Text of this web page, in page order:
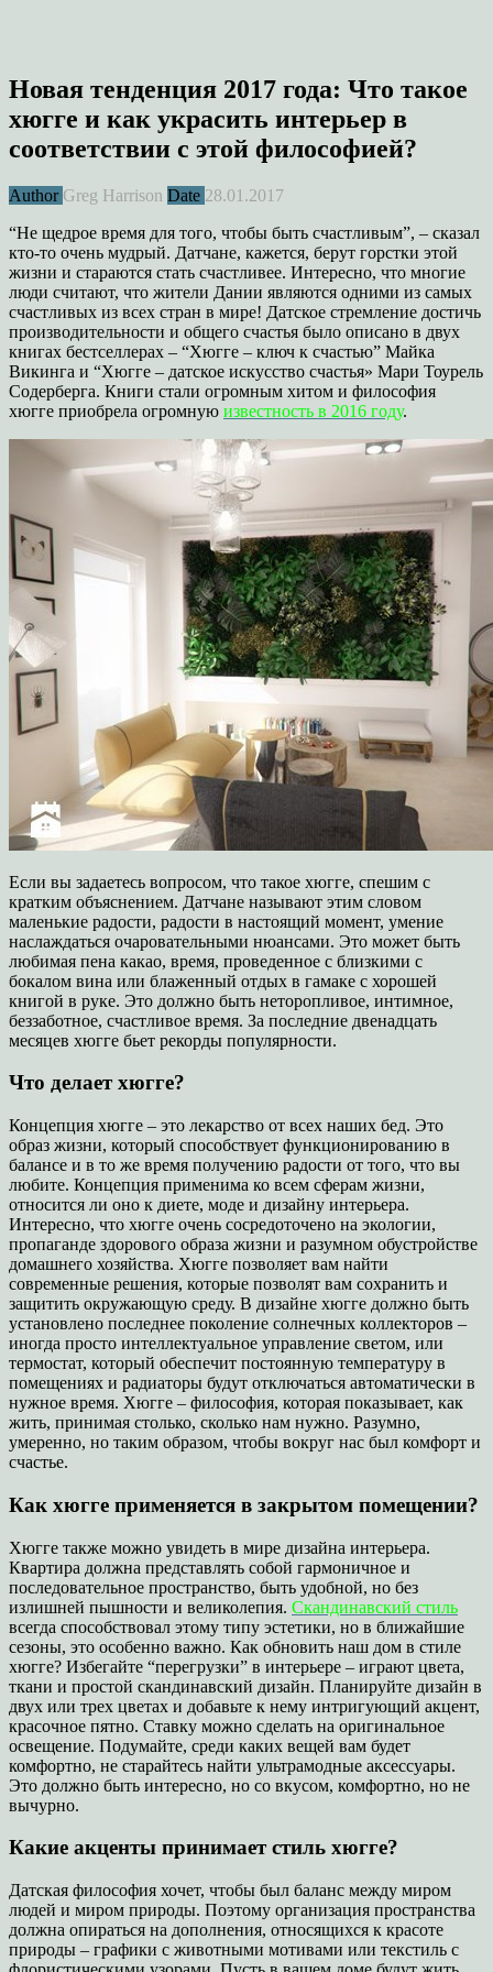
Новая тенденция 2017 года: Что такое
хюгге и как украсить интерьер в
соответствии с этой философией?
Author Greg Harrison Date 28.01.2017
“Не щедрое время для того, чтобы быть счастливым”, – сказал
кто-то очень мудрый. Датчане, кажется, берут горстки этой
жизни и стараются стать счастливее. Интересно, что многие
люди считают, что жители Дании являются одними из самых
счастливых из всех стран в мире! Датское стремление достичь
производительности и общего счастья было описано в двух
книгах бестселлерах – “Хюгге – ключ к счастью” Майка
Викинга и “Хюгге – датское искусство счастья» Мари Тоурель
Содерберга. Книги стали огромным хитом и философия
хюгге приобрела огромную известность в 2016 году.
Если вы задаетесь вопросом, что такое хюгге, спешим с
кратким объяснением. Датчане называют этим словом
маленькие радости, радости в настоящий момент, умение
наслаждаться очаровательными нюансами. Это может быть
любимая пена какао, время, проведенное с близкими с
бокалом вина или блаженный отдых в гамаке с хорошей
книгой в руке. Это должно быть неторопливое, интимное,
беззаботное, счастливое время. За последние двенадцать
месяцев хюгге бьет рекорды популярности.
Что делает хюгге?
Концепция хюгге – это лекарство от всех наших бед. Это
образ жизни, который способствует функционированию в
балансе и в то же время получению радости от того, что вы
любите. Концепция применима ко всем сферам жизни,
относится ли оно к диете, моде и дизайну интерьера.
Интересно, что хюгге очень сосредоточено на экологии,
пропаганде здорового образа жизни и разумном обустройстве
домашнего хозяйства. Хюгге позволяет вам найти
современные решения, которые позволят вам сохранить и
защитить окружающую среду. В дизайне хюгге должно быть
установлено последнее поколение солнечных коллекторов –
иногда просто интеллектуальное управление светом, или
термостат, который обеспечит постоянную температуру в
помещениях и радиаторы будут отключаться автоматически в
нужное время. Хюгге – философия, которая показывает, как
жить, принимая столько, сколько нам нужно. Разумно,
умеренно, но таким образом, чтобы вокруг нас был комфорт и
счастье.
Как хюгге применяется в закрытом помещении?
Хюгге также можно увидеть в мире дизайна интерьера.
Квартира должна представлять собой гармоничное и
последовательное пространство, быть удобной, но без
излишней пышности и великолепия. Скандинавский стиль
всегда способствовал этому типу эстетики, но в ближайшие
сезоны, это особенно важно. Как обновить наш дом в стиле
хюгге? Избегайте “перегрузки” в интерьере – играют цвета,
ткани и простой скандинавский дизайн. Планируйте дизайн в
двух или трех цветах и добавьте к нему интригующий акцент,
красочное пятно. Ставку можно сделать на оригинальное
освещение. Подумайте, среди каких вещей вам будет
комфортно, не старайтесь найти ультрамодные аксессуары.
Это должно быть интересно, но со вкусом, комфортно, но не
вычурно.
Какие акценты принимает стиль хюгге?
Датская философия хочет, чтобы был баланс между миром
людей и миром природы. Поэтому организация пространства
должна опираться на дополнения, относящихся к красоте
природы – графики с животными мотивами или текстиль с